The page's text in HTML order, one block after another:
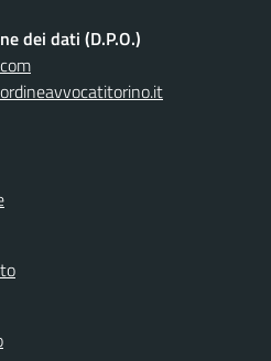
dei dati (D.P.O.)